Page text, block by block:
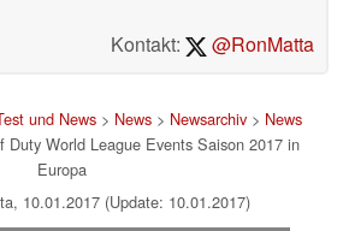
Kontakt:
@RonMatta
und News> News> Newsarchiv> News
Duty World League Events Saison 2017 in
Europa
10.01.2017 (Update: 10.01.2017)